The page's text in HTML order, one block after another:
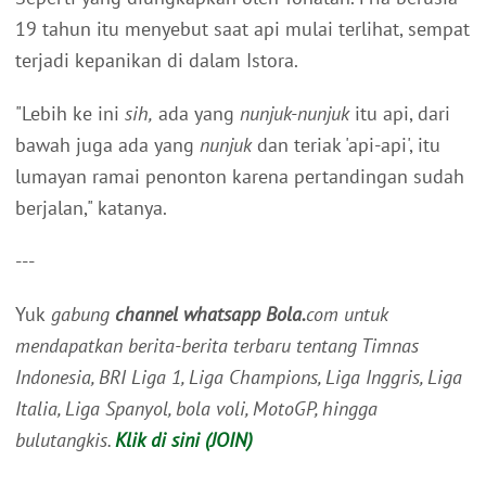
19 tahun itu menyebut saat api mulai terlihat, sempat
terjadi kepanikan di dalam Istora.
"Lebih ke ini sih, ada yang nunjuk-nunjukitu api, dari
bawah juga ada yang nunjukdan teriak 'api-api', itu
lumayan ramai penonton karena pertandingan sudah
berjalan," katanya.
---
Yuk gabung channel whatsapp Bola.com untuk
mendapatkan berita-berita terbaru tentang Timnas
Indonesia, BRI Liga 1, Liga Champions, Liga Inggris, Liga
Italia, Liga Spanyol, bola voli, MotoGP, hingga
bulutangkis.Klik di sini (JOIN)